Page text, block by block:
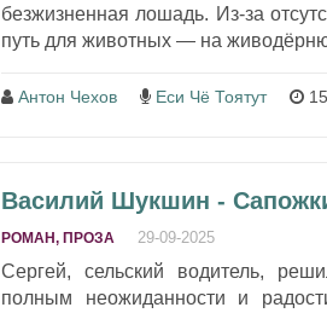
безжизненная лошадь. Из-за
путь для животных — на
Антон Чехов Еси Чё Тоятут
Василий Шукшин -
РОМАН, ПРОЗА 29-09-2025
Сергей, сельский водитель,
полным неожиданности и